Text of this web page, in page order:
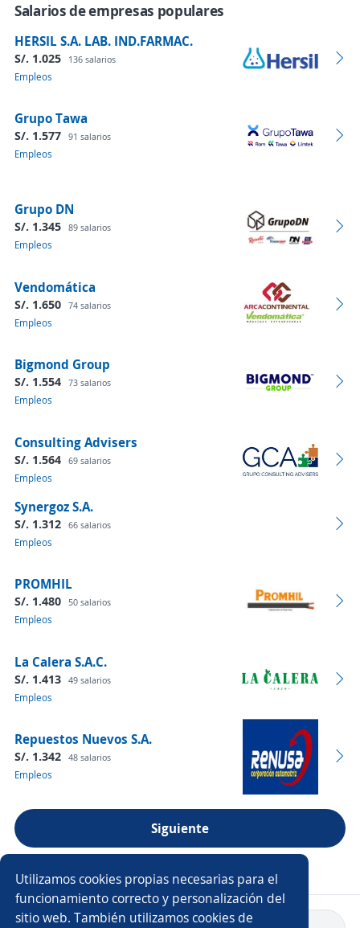
Salarios de empresas populares
HERSIL S.A. LAB. IND.FARMAC.
S/. 1.025 136 salarios
Empleos
Grupo Tawa
S/. 1.577 91 salarios
Empleos
Grupo DN
S/. 1.345 89 salarios
Empleos
Vendomática
S/. 1.650 74 salarios
Empleos
Bigmond Group
S/. 1.554 73 salarios
Empleos
Consulting Advisers
S/. 1.564 69 salarios
Empleos
Synergoz S.A.
S/. 1.312 66 salarios
Empleos
PROMHIL
S/. 1.480 50 salarios
Empleos
La Calera S.A.C.
S/. 1.413 49 salarios
Empleos
Repuestos Nuevos S.A.
S/. 1.342 48 salarios
Empleos
Siguiente
Ver más empresas
Utilizamos cookies propias necesarias para el
funcionamiento correcto y personalización del
sitio web. También utilizamos cookies de